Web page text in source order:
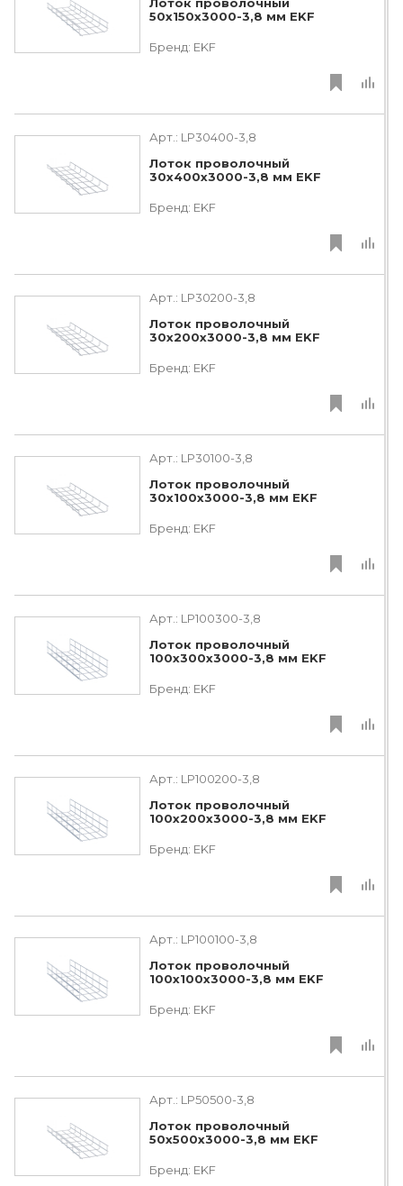
Лоток проволочный
50х150х3000-3,8 мм EKF
Бренд: EKF
Арт.: LP30400-3,8
Лоток проволочный
30х400х3000-3,8 мм EKF
Бренд: EKF
Арт.: LP30200-3,8
Лоток проволочный
30х200х3000-3,8 мм EKF
Бренд: EKF
Арт.: LP30100-3,8
Лоток проволочный
30х100х3000-3,8 мм EKF
Бренд: EKF
Арт.: LP100300-3,8
Лоток проволочный
100х300х3000-3,8 мм EKF
Бренд: EKF
Арт.: LP100200-3,8
Лоток проволочный
100х200х3000-3,8 мм EKF
Бренд: EKF
Арт.: LP100100-3,8
Лоток проволочный
100х100х3000-3,8 мм EKF
Бренд: EKF
Арт.: LP50500-3,8
Лоток проволочный
50х500х3000-3,8 мм EKF
Бренд: EKF